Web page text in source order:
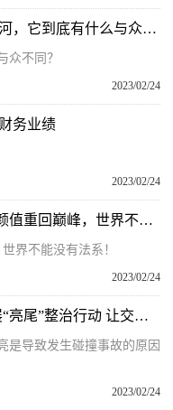
天天快资讯丨一篇文章读懂吉利银河，它到底有什么与众不同？
众不同？
2023/02/24
务业绩
2023/02/24
环球热议:标致508中期改款官图！颜值重回巅峰，世界不能没有法系！
界不能没有法系！
2023/02/24
今日热门!三亚交警多举措持续开展“亮尾”整治行动 让交通因“看见”更安全文明守法 平安回家
是导致发生碰撞事故的原因
2023/02/24